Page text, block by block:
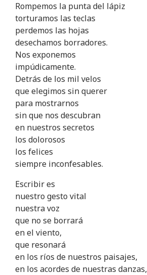
Rompemos la punta del lápiz
torturamos las teclas
perdemos las hojas
desechamos borradores.
Nos exponemos
impúdicamente.
Detrás de los mil velos
que elegimos sin querer
para mostrarnos
sin que nos descubran
en nuestros secretos
los dolorosos
los felices
siempre inconfesables.
Escribir es
nuestro gesto vital
nuestra voz
que no se borrará
en el viento,
que resonará
en los ríos de nuestros paisajes,
en los acordes de nuestras danzas,